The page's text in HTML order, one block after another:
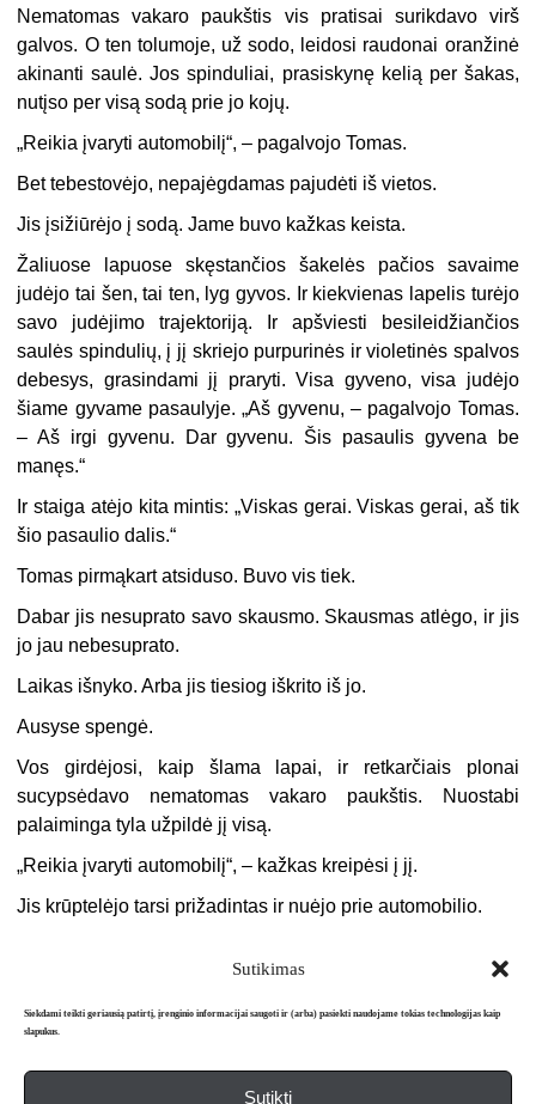
Sutikimas
Siekdami teikti geriausią patirtį, įrenginio informacijai saugoti ir (arba) pasiekti naudojame tokias technologijas kaip
slapukus.
Sutikti
Nematomas vakaro paukštis vis pratisai surikdavo virš
galvos. O ten tolumoje, už sodo, leidosi raudonai oranžinė
akinanti saulė. Jos spinduliai, prasiskynę kelią per šakas,
nutįso per visą sodą prie jo kojų.
„Reikia įvaryti automobilį“, – pagalvojo Tomas.
Bet tebestovėjo, nepajėgdamas pajudėti iš vietos.
Jis įsižiūrėjo į sodą. Jame buvo kažkas keista.
Žaliuose lapuose skęstančios šakelės pačios savaime
judėjo tai šen, tai ten, lyg gyvos. Ir kiekvienas lapelis turėjo
savo judėjimo trajektoriją. Ir apšviesti besileidžiančios
saulės spindulių, į jį skriejo purpurinės ir violetinės spalvos
debesys, grasindami jį praryti. Visa gyveno, visa judėjo
šiame gyvame pasaulyje. „Aš gyvenu, – pagalvojo Tomas.
– Aš irgi gyvenu. Dar gyvenu. Šis pasaulis gyvena be
manęs.“
Ir staiga atėjo kita mintis: „Viskas gerai. Viskas gerai, aš tik
šio pasaulio dalis.“
Tomas pirmąkart atsiduso. Buvo vis tiek.
Dabar jis nesuprato savo skausmo. Skausmas atlėgo, ir jis
jo jau nebesuprato.
Laikas išnyko. Arba jis tiesiog iškrito iš jo.
Ausyse spengė.
Vos girdėjosi, kaip šlama lapai, ir retkarčiais plonai
sucypsėdavo nematomas vakaro paukštis. Nuostabi
palaiminga tyla užpildė jį visą.
„Reikia įvaryti automobilį“, – kažkas kreipėsi į jį.
Jis krūptelėjo tarsi prižadintas ir nuėjo prie automobilio.